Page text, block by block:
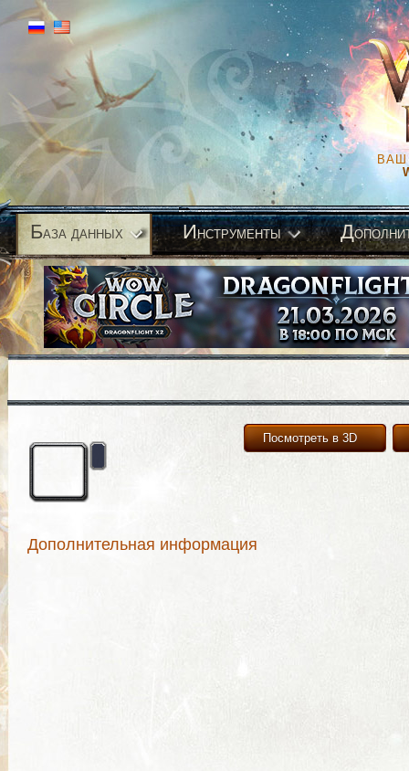
ВАШ
База данных Инструменты Д
Посмотреть в 3D
Дополнительная информация